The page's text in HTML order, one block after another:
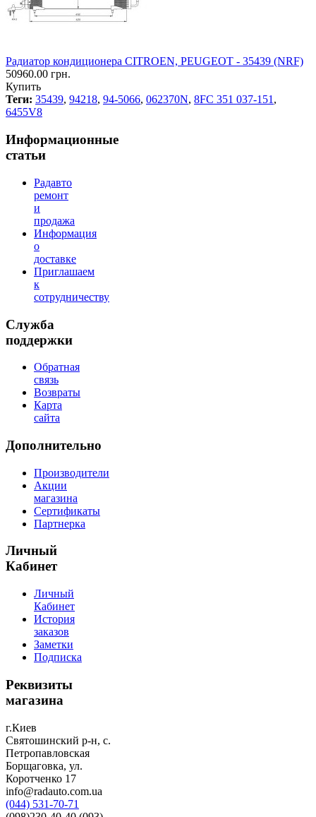
Радиатор кондиционера CITROEN, PEUGEOT - 35439 (NRF)
50960.00 грн.
Купить
Теги: 35439, 94218, 94-5066, 062370N, 8FC 351 037-151,
6455V8
Информационные
статьи
Радавто
ремонт
и
продажа
Информация
о
доставке
Приглашаем
к
сотрудничеству
Служба
поддержки
Обратная
связь
Возвраты
Карта
сайта
Дополнительно
Производители
Акции
магазина
Сертификаты
Партнерка
Личный
Кабинет
Личный
Кабинет
История
заказов
Заметки
Подписка
Реквизиты
магазина
г.Киев
Святошинский р-н, с.
Петропавловская
Борщаговка, ул.
Коротченко 17
info@radauto.com.ua
(044) 531-70-71